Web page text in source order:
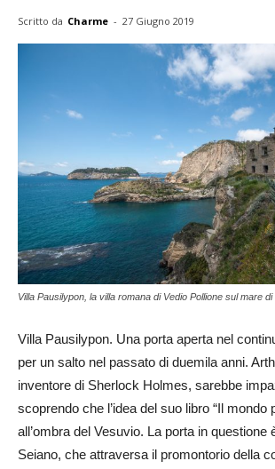
Scritto da Charme - 27 Giugno 2019
Villa Pausilypon, la villa romana di Vedio Pollione sul mare di
Villa Pausilypon. Una porta aperta nel
per un salto nel passato di duemila anni.
inventore di Sherlock Holmes, sarebbe
scoprendo che l’idea del suo libro “Il mondo
all’ombra del Vesuvio. La porta in questione
Seiano, che attraversa il promontorio della